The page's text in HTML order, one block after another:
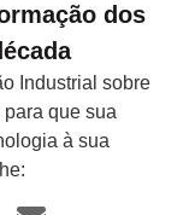
dos
Industrial sobre
que sua
à sua